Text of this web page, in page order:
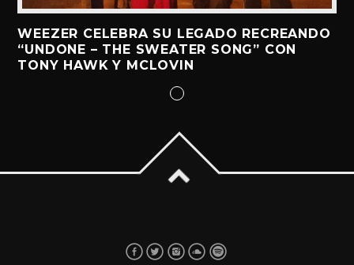
WEEZER CELEBRA SU LEGADO RECREANDO
“UNDONE – THE SWEATER SONG” CON
TONY HAWK Y MCLOVIN